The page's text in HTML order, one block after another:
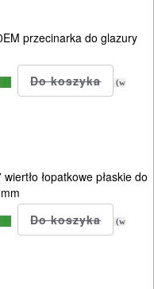
przecinarka do glazury
(w
łopatkowe płaskie do
(w